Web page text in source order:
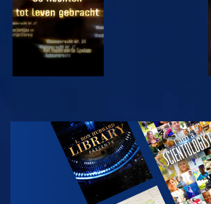
KIJK